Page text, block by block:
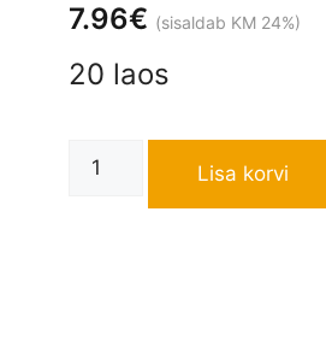
7.96€ (sisaldab KM 24%)
20 laos
Lisa korvi